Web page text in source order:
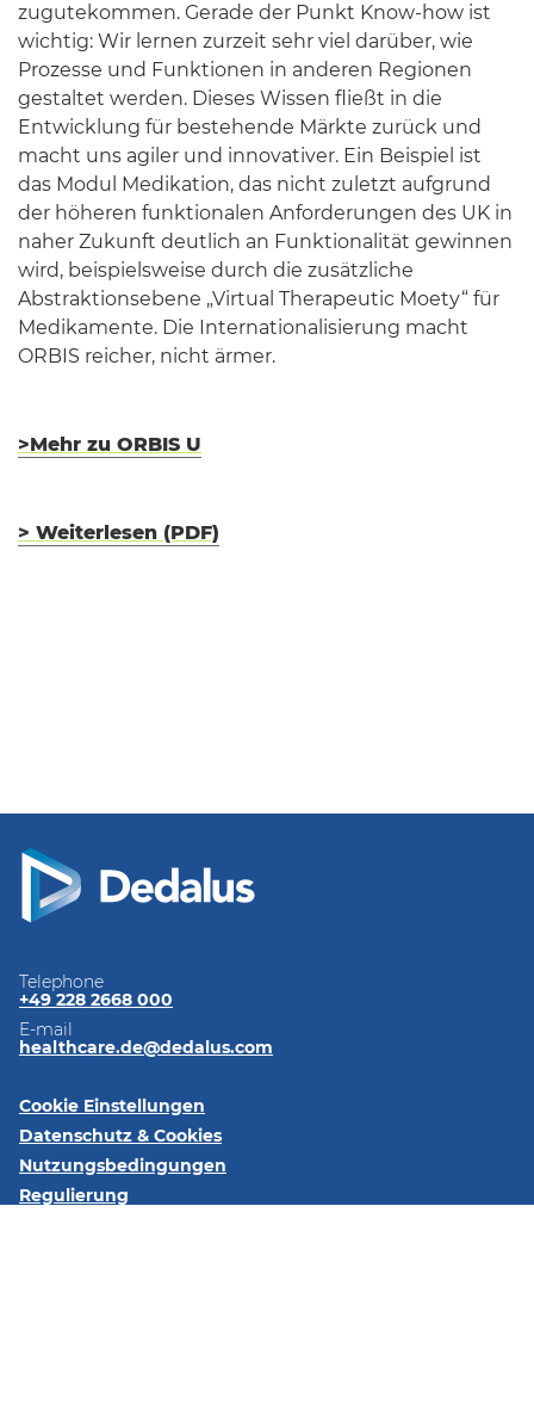
zugutekommen. Gerade der Punkt Know-how ist
wichtig: Wir lernen zurzeit sehr viel darüber, wie
Prozesse und Funktionen in anderen Regionen
gestaltet werden. Dieses Wissen fließt in die
Entwicklung für bestehende Märkte zurück und
macht uns agiler und innovativer. Ein Beispiel ist
das Modul Medikation, das nicht zuletzt aufgrund
der höheren funktionalen Anforderungen des UK in
naher Zukunft deutlich an Funktionalität gewinnen
wird, beispielsweise durch die zusätzliche
Abstraktionsebene „Virtual Therapeutic Moety“ für
Medikamente. Die Internationalisierung macht
ORBIS reicher, nicht ärmer.
>Mehr zu ORBIS U
> Weiterlesen (PDF)
Telephone
+49 228 2668 000
E-mail
healthcare.de@dedalus.com
Cookie Einstellungen
Datenschutz & Cookies
Nutzungsbedingungen
Regulierung